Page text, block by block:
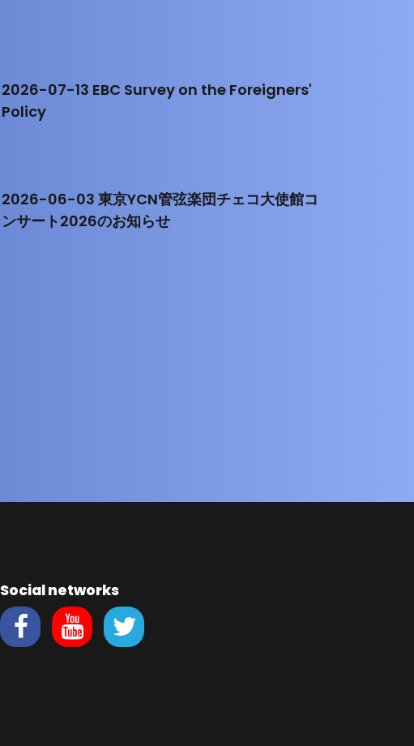
2026-07-13 EBC Survey on the Foreigners'
Policy
2026-06-03 東京YCN管弦楽団チェコ大使館コ
ンサート2026のお知らせ
Social networks